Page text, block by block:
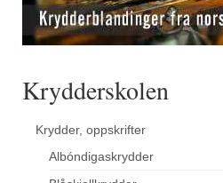
Krydderskolen
Krydder, oppskrifter
Albóndigaskrydder